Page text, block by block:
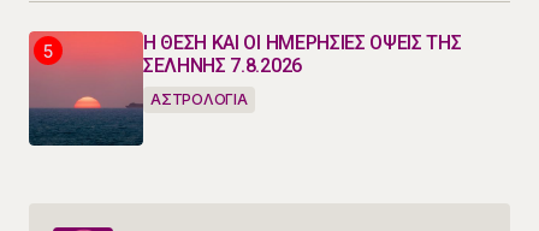
Η ΘΕΣΗ ΚΑΙ ΟΙ ΗΜΕΡΗΣΙΕΣ ΟΨΕΙΣ ΤΗΣ
ΣΕΛΗΝΗΣ 7.8.2026
ΑΣΤΡΟΛΟΓΙΑ